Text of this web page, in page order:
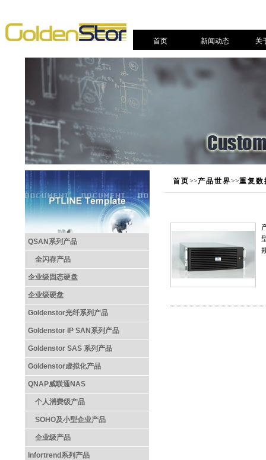
首页 新闻动态 关
QSAN系列产品
全闪存产品
企业级固态硬盘
企业级硬盘
Goldenstor光纤系列产品
Goldenstor IP SAN系列产品
Goldenstor SAS 系列产品
Goldenstor虚拟化产品
QNAP威联通NAS
个人消费级产品
SOHO及小型企业产品
企业级产品
Infortrend系列产品
首页>>产品世界>>重复